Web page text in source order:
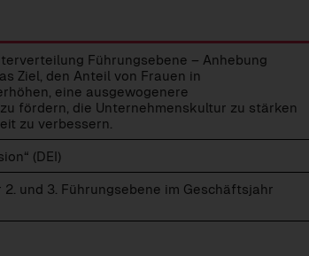
Führungsebene – Anhebung
Ziel, den Anteil von Frauen in
eine ausgewogenere
fördern, die Unternehmenskultur zu stärken
zu verbessern.
(DEI)
und 3. Führungsebene im Geschäftsjahr